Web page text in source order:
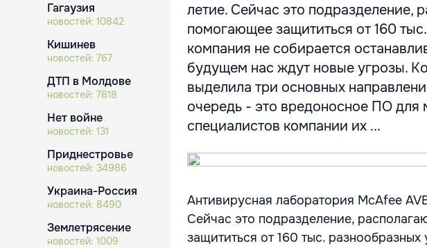
Гагаузия
новостей: 10842
Кишинев
новостей: 767
ДТП в Молдове
новостей: 7818
Нет войне
новостей: 131
Приднестровье
новостей: 34986
Украина-Россия
новостей: 8490
Землетрясение
новостей: 1009
летие. Сейчас это подразделение,
помогающее защититься от 160
компания не собирается
будущем нас ждут новые угрозы.
выделила три основных
очередь - это вредоносное ПО для
специалистов компании их ...
Антивирусная лаборатория McAfee
Сейчас это подразделение,
защититься от 160 тыс.